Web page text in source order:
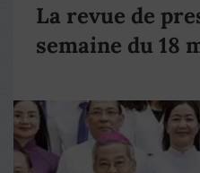
La revue de
semaine du 18